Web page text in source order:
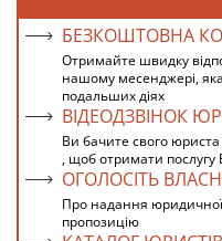
БЕЗКОШТОВНА
Отримайте швидку
нашому месенджері,
подальших діях
ВІДЕОДЗВІНОК
Ви бачите свого
, щоб отримати послугу
ОГОЛОСІТЬ
Про надання
пропозицію